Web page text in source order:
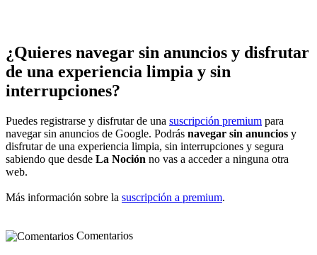
¿Quieres navegar sin anuncios y disfrutar
de una experiencia limpia y sin
interrupciones?
Puedes registrarse y disfrutar de una suscripción premium para
navegar sin anuncios de Google. Podrás navegar sin anuncios y
disfrutar de una experiencia limpia, sin interrupciones y segura
sabiendo que desde La Noción no vas a acceder a ninguna otra
web.
Más información sobre la suscripción a premium.
Comentarios